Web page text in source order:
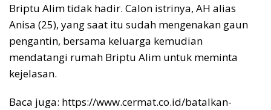
Briptu Alim tidak hadir. Calon istrinya, AH alias
Anisa (25), yang saat itu sudah mengenakan gaun
pengantin, bersama keluarga kemudian
mendatangi rumah Briptu Alim untuk meminta
kejelasan.
Baca juga: https://www.cermat.co.id/batalkan-